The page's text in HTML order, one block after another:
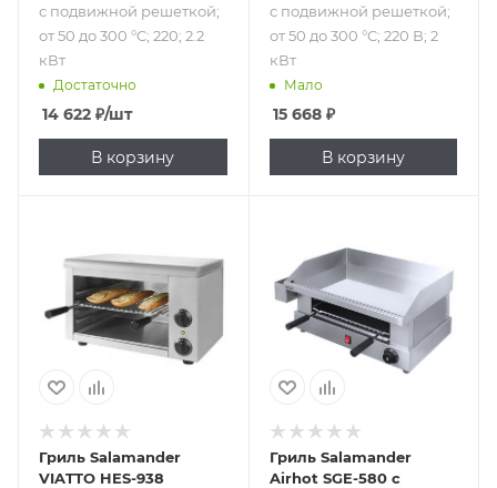
с подвижной решеткой;
от 50 до 300 °C; 220; 2.2
кВт
Достаточно
14 622 ₽/шт
В корзину
с подвижной решеткой;
от 50 до 300 °C; 220 В; 2
кВт
Мало
15 668₽
В корзину
решеткой; 220 В;
2.2 кВт
Гриль Salamander
VIATTO HES-938
от 0 до 300 °C;
220; 2.4 кВт
Гриль Salamander
Airhot SGE-580 с